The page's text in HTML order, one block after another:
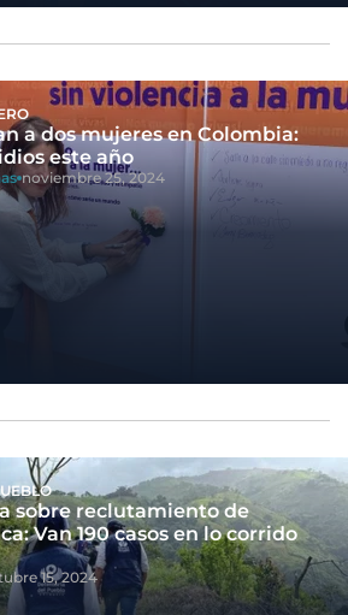
a dos mujeres en Colombia:
este año
noviembre 25, 2024
sobre reclutamiento de
Van 190 casos en lo corrido
15, 2024